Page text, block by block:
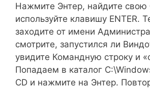
Нажмите Энтер, найдите свою
используйте клавишу ENTER.
заходите от имени
смотрите, запустился ли
увидите Командную строку и
Попадаем в каталог
CD и нажмите на Энтер.